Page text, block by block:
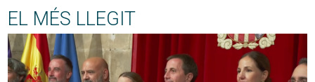
EL MÉS LLEGIT